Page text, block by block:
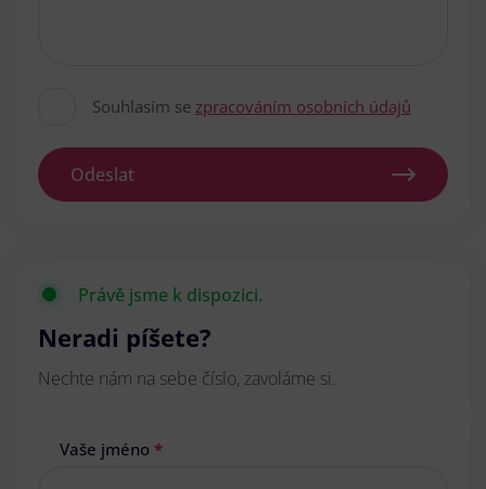
Souhlasím se zpracováním osobních údajů
Odeslat
Právě jsme k dispozici.
Neradi píšete?
Nechte nám na sebe číslo, zavoláme si.
Vaše jméno *